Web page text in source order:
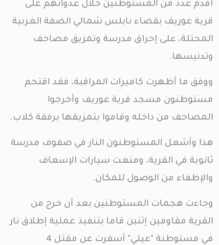
أقدم عدد من المستوطنين خلال عدوانهم على
قرية عوريف بقضاء نابلس شمالي الضفة الغربية
المحتلة، على إحراق مدرسة وتمزيق مصاحف
وتدنيسها.
ووفق ما أظهرت كاميرات المراقبة، فقد اقتحم
مستوطنون مسجد قرية عوريف وأخرجوا
المصاحف من داخله وقاموا بتمزيقها برفقة كلاب.
هذا وأشعل المستوطنون النار في صفوف مدرسة
ثانوية في القرية، ومنعت سيارات الإسعاف
والإطفاء من الوصول للمكان.
وجاءت هجمات المستوطنين بعد أن خرج من
القرية مقاومين إثنين قاما بتنفيذ عملية إطلاق نار
في مستوطنة "عيلي" أسفرت عن مقتل 4